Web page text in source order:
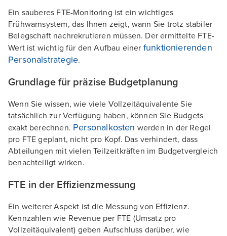
Ein sauberes FTE-Monitoring ist ein wichtiges
Frühwarnsystem, das Ihnen zeigt, wann Sie trotz stabiler
Belegschaft nachrekrutieren müssen. Der ermittelte FTE-
Wert ist wichtig für den Aufbau einer funktionierenden
Personalstrategie.
Grundlage für präzise Budgetplanung
Wenn Sie wissen, wie viele Vollzeitäquivalente Sie
tatsächlich zur Verfügung haben, können Sie Budgets
exakt berechnen. Personalkosten werden in der Regel
pro FTE geplant, nicht pro Kopf. Das verhindert, dass
Abteilungen mit vielen Teilzeitkräften im Budgetvergleich
benachteiligt wirken.
FTE in der Effizienzmessung
Ein weiterer Aspekt ist die Messung von Effizienz.
Kennzahlen wie Revenue per FTE (Umsatz pro
Vollzeitäquivalent) geben Aufschluss darüber, wie